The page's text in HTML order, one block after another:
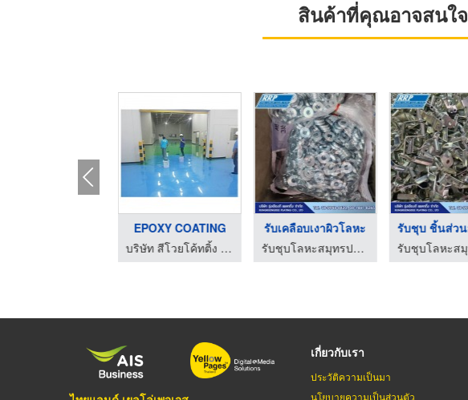
สินค้าที่คุณอาจสนใจ
EPOXY COATING
บริษัท สีโวยโค้ทติ้ง จำกัด
รับเคลือบเงาผิวโลหะ
รับชุบโลหะสมุทรปราการ – รุ่งเรืองดีเพลทติ้ง
เกี่ยวกับเรา
ประวัติความเป็นมา
นโยบายความเป็นส่วนตัว